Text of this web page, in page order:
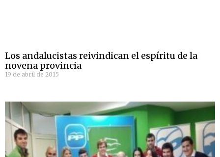
Los andalucistas reivindican el espíritu de la
novena provincia
19 de abril de 2015